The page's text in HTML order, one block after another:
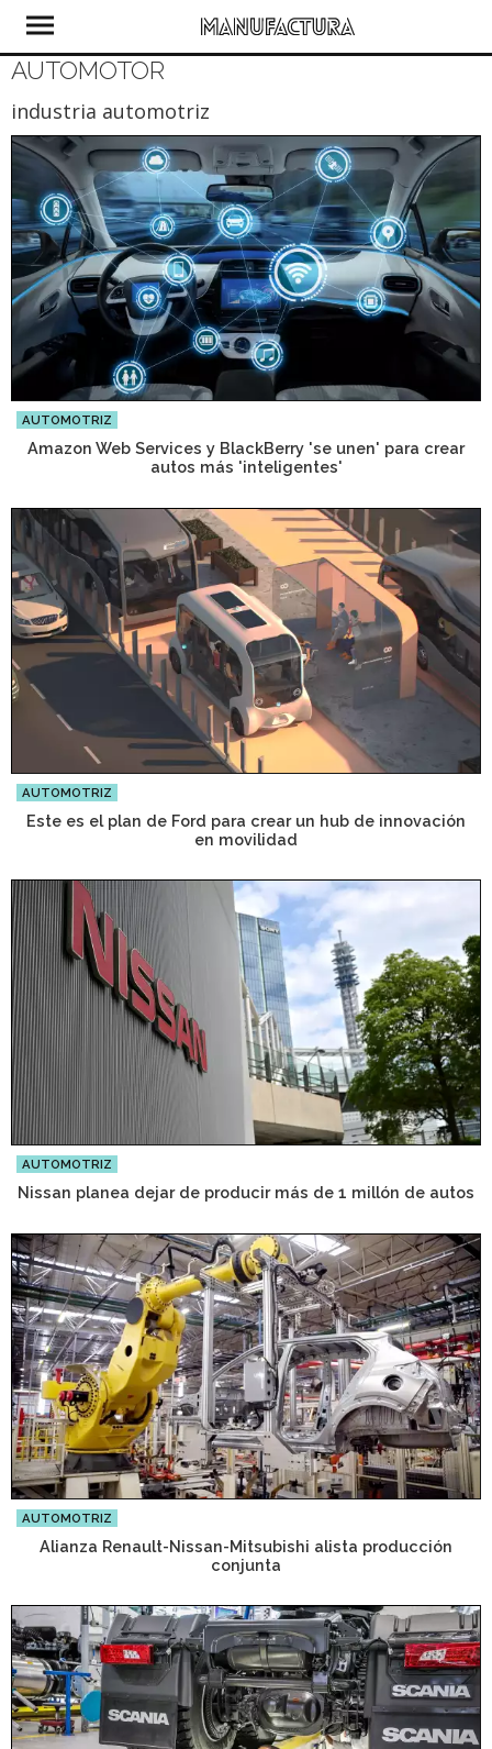
AUTOMOTOR
industria automotriz
AUTOMOTRIZ
Amazon Web Services y BlackBerry 'se unen' para crear
autos más 'inteligentes'
AUTOMOTRIZ
Este es el plan de Ford para crear un hub de innovación
en movilidad
AUTOMOTRIZ
Nissan planea dejar de producir más de 1 millón de autos
AUTOMOTRIZ
Alianza Renault-Nissan-Mitsubishi alista producción
conjunta